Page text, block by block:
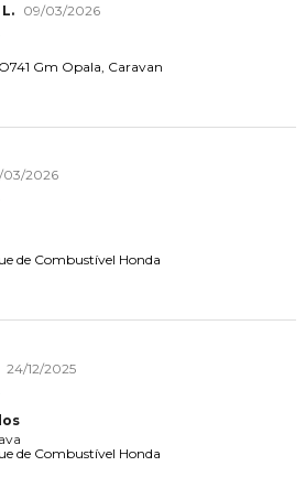
09/03/2026
Gm Opala, Caravan
03/2026
de Combustível Honda
24/12/2025
de Combustível Honda